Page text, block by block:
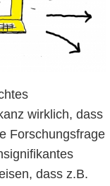
wirklich, dass
Forschungsfrage
dass z.B.